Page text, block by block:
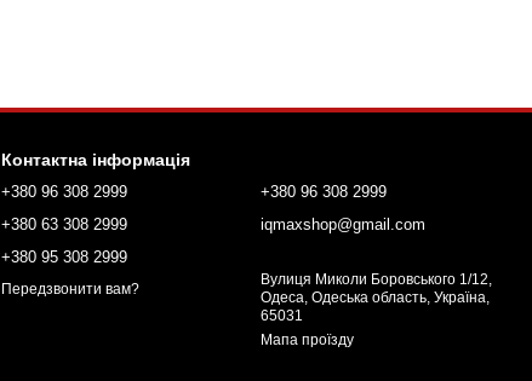
Контактна інформація
+380 96 308 2999
+380 63 308 2999
+380 95 308 2999
Передзвонити вам?
+380 96 308 2999
iqmaxshop@gmail.com
Вулиця Миколи Боровського 1/12,
Одеса, Одеська область, Україна,
65031
Мапа проїзду